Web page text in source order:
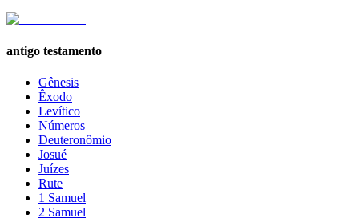
antigo testamento
Gênesis
Êxodo
Levítico
Números
Deuteronômio
Josué
Juízes
Rute
1 Samuel
2 Samuel